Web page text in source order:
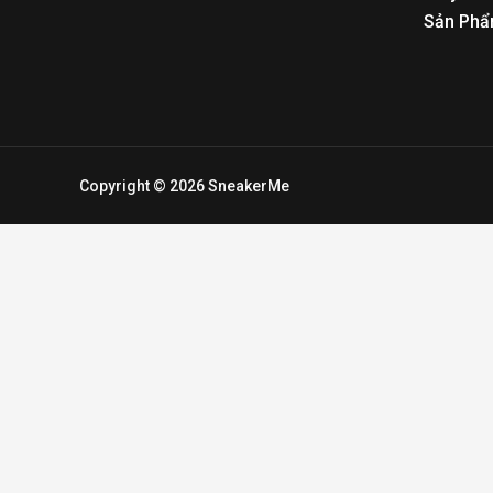
Sản
Copyright © 2026 SneakerMe